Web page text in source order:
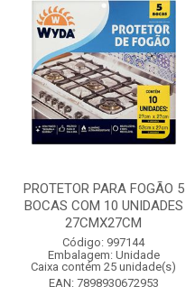
PROTETOR PARA FOGÃO 5
BOCAS COM 10 UNIDADES
27CMX27CM
Código: 997144
Embalagem: Unidade
Caixa contém 25 unidade(s)
EAN: 7898930672953